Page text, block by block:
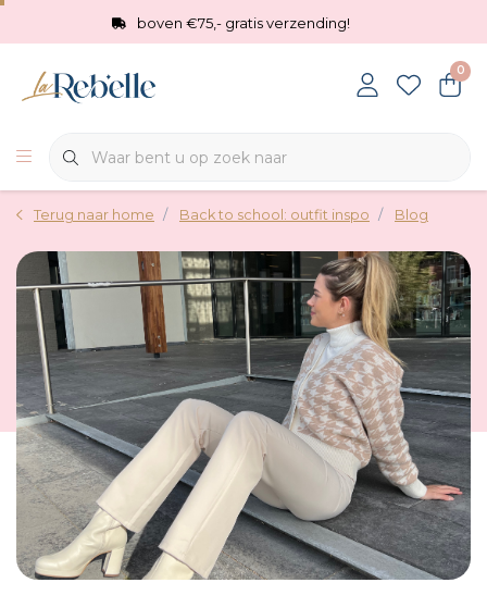
boven €75,- gratis verzending!
0
Terug naar home Back to school: outfit inspo Blog